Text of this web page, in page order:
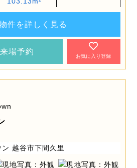
件を詳しく見る
場予約
お気に入り登録